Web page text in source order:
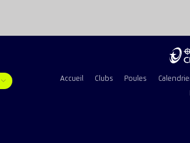
Accueil Clubs Poules